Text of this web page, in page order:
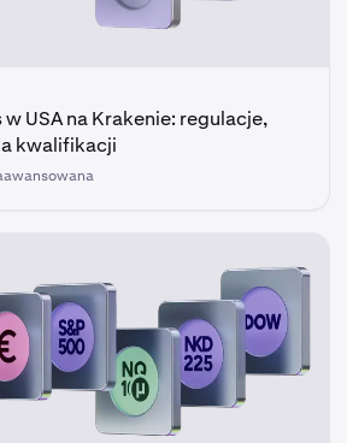
USA na Krakenie: regulacje,
kwalifikacji